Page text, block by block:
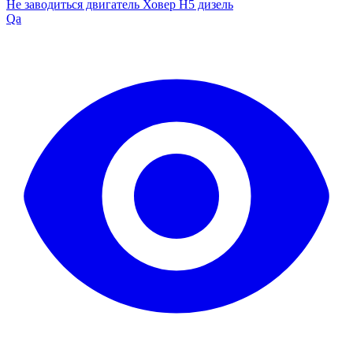
Не заводиться двигатель Ховер H5 дизель
Qa